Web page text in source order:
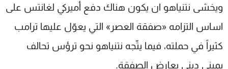
ويخشى نتنياهو ان يكون هناك دفع أميركي لغانتس على
اساس التزامه «صفقة العصر» التي يعوّل عليها ترامب
كثيراً في حملته، فيما يتّجه نتنياهو نحو ترؤس تحالف
يميني ديني يعارض الصفقة.